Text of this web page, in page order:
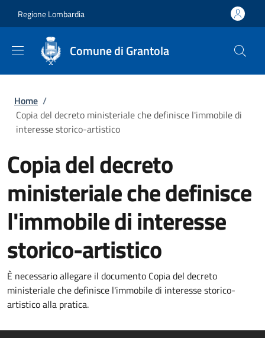
Regione Lombardia
Comune di Grantola
Briciole di pane
Home /
Copia del decreto ministeriale che definisce l'immobile di
interesse storico-artistico
Copia del decreto
ministeriale che definisce
l'immobile di interesse
storico-artistico
È necessario allegare il documento Copia del decreto
ministeriale che definisce l'immobile di interesse storico-
artistico alla pratica.